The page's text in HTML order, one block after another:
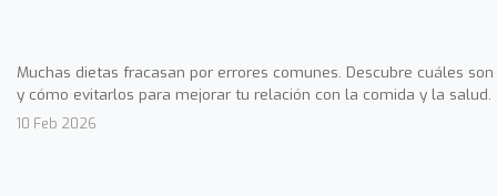
Muchas dietas fracasan por errores comunes. Descubre cuáles son
y cómo evitarlos para mejorar tu relación con la comida y la salud.
10 Feb 2026